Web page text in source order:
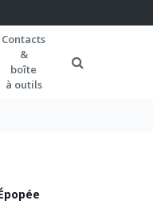
Contacts
&
boîte
à outils